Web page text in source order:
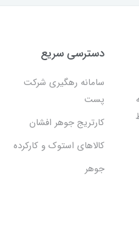
دسترسی سریع
سامانه رهگیری شرکت
پست
کارتریج جوهر افشان
کالاهای استوک و کارکرده
جوهر